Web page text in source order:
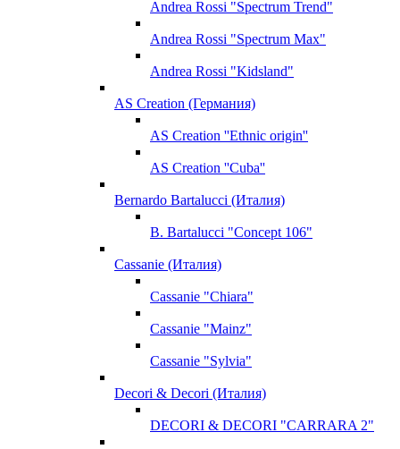
Andrea Rossi "Spectrum Trend"
Andrea Rossi "Spectrum Max"
Andrea Rossi "Kidsland"
AS Creation (Германия)
AS Creation ''Ethnic origin''
AS Creation ''Cuba''
Bernardo Bartalucci (Италия)
B. Bartalucci "Concept 106"
Cassanie (Италия)
Cassanie "Chiara"
Cassanie "Mainz"
Cassanie "Sylvia"
Decori & Decori (Италия)
DECORI & DECORI "CARRARA 2"